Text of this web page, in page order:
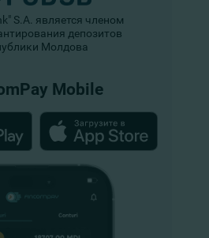
S.A. является членом
депозитов
Молдова
Mobile